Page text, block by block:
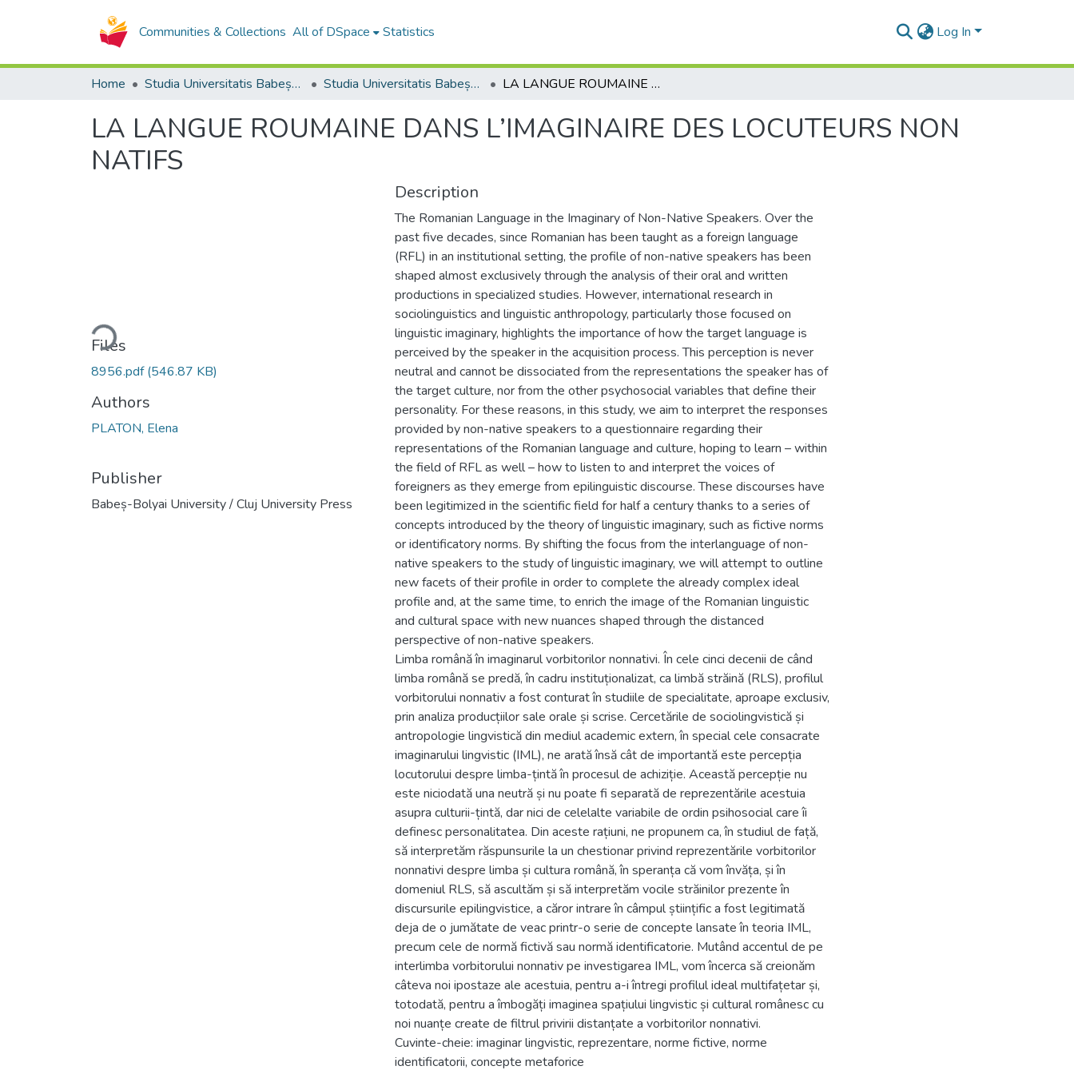
Communities & Collections All of DSpace Statistics Log In
Home Studia Universitatis Babeș-Bolyai Collection Studia Universitatis Babeș-Bolyai Philologia LA LANGUE ROUMAINE DANS L’IMAGINAIRE DES LOCUTEURS NON NATIFS
LA LANGUE ROUMAINE DANS L’IMAGINAIRE DES LOCUTEURS NON
NATIFS
Loading...
Files
8956.pdf(546.87 KB)
Authors
PLATON, Elena
Publisher
Babeș-Bolyai University / Cluj University Press
Description
The Romanian Language in the Imaginary of Non-Native Speakers. Over the
past five decades, since Romanian has been taught as a foreign language
(RFL) in an institutional setting, the profile of non-native speakers has been
shaped almost exclusively through the analysis of their oral and written
productions in specialized studies. However, international research in
sociolinguistics and linguistic anthropology, particularly those focused on
linguistic imaginary, highlights the importance of how the target language is
perceived by the speaker in the acquisition process. This perception is never
neutral and cannot be dissociated from the representations the speaker has of
the target culture, nor from the other psychosocial variables that define their
personality. For these reasons, in this study, we aim to interpret the responses
provided by non-native speakers to a questionnaire regarding their
representations of the Romanian language and culture, hoping to learn – within
the field of RFL as well – how to listen to and interpret the voices of
foreigners as they emerge from epilinguistic discourse. These discourses have
been legitimized in the scientific field for half a century thanks to a series of
concepts introduced by the theory of linguistic imaginary, such as fictive norms
or identificatory norms. By shifting the focus from the interlanguage of non-
native speakers to the study of linguistic imaginary, we will attempt to outline
new facets of their profile in order to complete the already complex ideal
profile and, at the same time, to enrich the image of the Romanian linguistic
and cultural space with new nuances shaped through the distanced
perspective of non-native speakers.
Limba română în imaginarul vorbitorilor nonnativi. În cele cinci decenii de când
limba română se predă, în cadru instituționalizat, ca limbă străină (RLS), profilul
vorbitorului nonnativ a fost conturat în studiile de specialitate, aproape exclusiv,
prin analiza producțiilor sale orale și scrise. Cercetările de sociolingvistică și
antropologie lingvistică din mediul academic extern, în special cele consacrate
imaginarului lingvistic (IML), ne arată însă cât de importantă este percepția
locutorului despre limba-țintă în procesul de achiziție. Această percepție nu
este niciodată una neutră și nu poate fi separată de reprezentările acestuia
asupra culturii-țintă, dar nici de celelalte variabile de ordin psihosocial care îi
definesc personalitatea. Din aceste rațiuni, ne propunem ca, în studiul de față,
să interpretăm răspunsurile la un chestionar privind reprezentările vorbitorilor
nonnativi despre limba și cultura română, în speranța că vom învăța, și în
domeniul RLS, să ascultăm și să interpretăm vocile străinilor prezente în
discursurile epilingvistice, a căror intrare în câmpul științific a fost legitimată
deja de o jumătate de veac printr-o serie de concepte lansate în teoria IML,
precum cele de normă fictivă sau normă identificatorie. Mutând accentul de pe
interlimba vorbitorului nonnativ pe investigarea IML, vom încerca să creionăm
câteva noi ipostaze ale acestuia, pentru a-i întregi profilul ideal multifațetar și,
totodată, pentru a îmbogăți imaginea spațiului lingvistic și cultural românesc cu
noi nuanțe create de filtrul privirii distanțate a vorbitorilor nonnativi.
Cuvinte-cheie: imaginar lingvistic, reprezentare, norme fictive, norme
identificatorii, concepte metaforice